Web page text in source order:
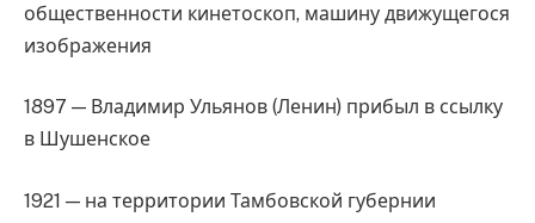
общественности кинетоскоп, машину движущегося
изображения
1897 — Владимир Ульянов (Ленин) прибыл в ссылку
в Шушенское
1921 — на территории Тамбовской губернии